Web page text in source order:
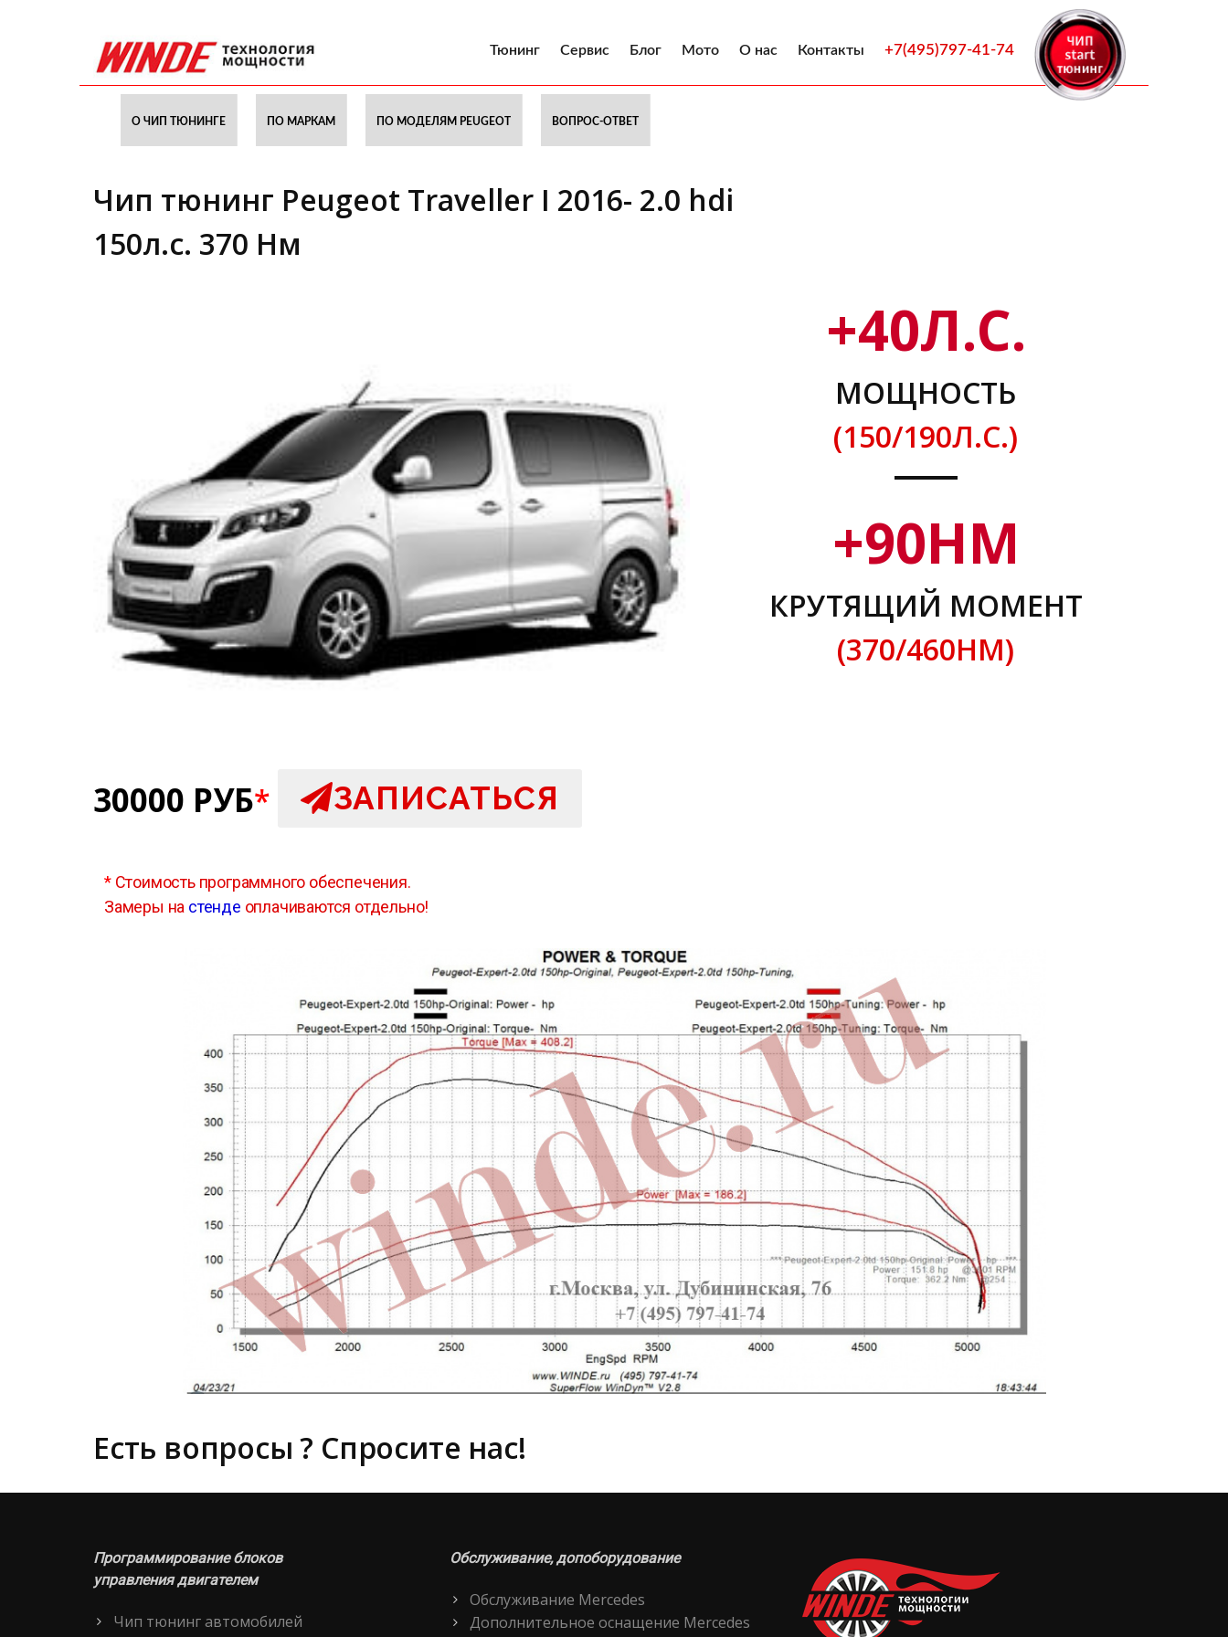
Тюнинг Сервис Блог Мото О нас Контакты +7(495)797-41-74
О ЧИП ТЮНИНГЕ ПО МАРКАМ ПО МОДЕЛЯМ PEUGEOT ВОПРОС-ОТВЕТ
Чип тюнинг Peugeot Traveller I 2016- 2.0 hdi
150л.с. 370 Нм
30000 РУБ* ЗАПИСАТЬСЯ
*Стоимость программного обеспечения.
Замеры на стенде оплачиваются отдельно!
+40Л.С.
МОЩНОСТЬ
(150/190Л.С.)
+90НМ
КРУТЯЩИЙ МОМЕНТ
(370/460НМ)
Есть вопросы ? Спросите нас!
Программирование блоков
управления двигателем
Чип тюнинг автомобилей
Обслуживание, допоборудование
Обслуживание Mercedes
Дополнительное оснащение Mercedes